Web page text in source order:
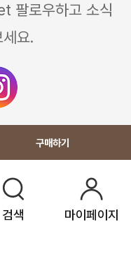
검색 마이페이지
팔로우하고 소식
요.